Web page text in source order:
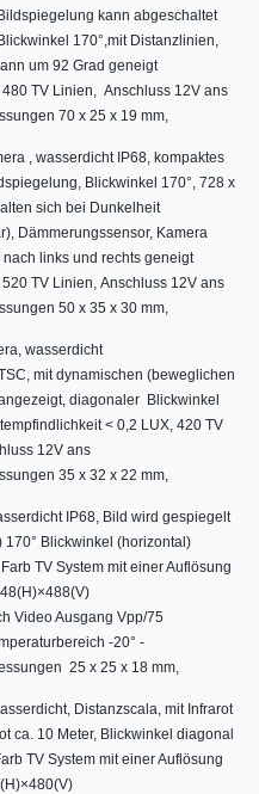
kann abgeschaltet
170°,mit Distanzlinien,
um 92 Grad geneigt
480 TV Linien, Anschluss 12V ans
70 x 25 x 19 mm,
, wasserdicht IP68, kompaktes
Blickwinkel 170°, 728 x
sich bei Dunkelheit
Dämmerungssensor, Kamera
links und rechts geneigt
520 TV Linien, Anschluss 12V ans
50 x 35 x 30 mm,
wasserdicht
mit dynamischen (beweglichen
diagonaler Blickwinkel
< 0,2 LUX, 420 TV
12V ans
35 x 32 x 22 mm,
IP68, Bild wird gespiegelt
Blickwinkel (horizontal)
Farb TV System mit einer Auflösung
Video Ausgang Vpp/75
-20° -
25 x 25 x 18 mm,
asserdicht, Distanzscala, mit Infrarot
ca. 10 Meter, Blickwinkel diagonal
TV System mit einer Auflösung